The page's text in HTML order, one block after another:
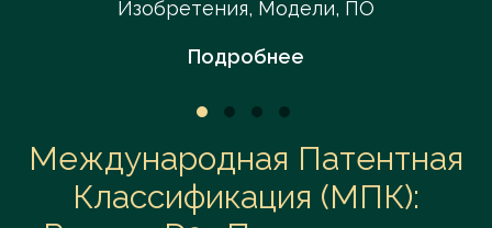
Изобретения, Модели, ПО
Подробнее
Международная Патентная
Классификация (МПК):